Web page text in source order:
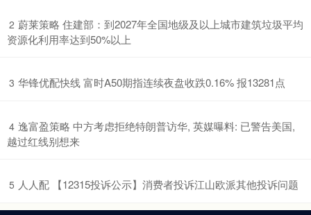
2 ​蔚莱策略 住建部：到2027年全国地级及以上城市建筑垃圾平均
资源化利用率达到50%以上
3 ​华锋优配快线 富时A50期指连续夜盘收跌0.16% 报13281点
4 ​逸富盈策略 中方考虑拒绝特朗普访华, 英媒曝料: 已警告美国,
越过红线别想来
5 ​人人配 【12315投诉公示】消费者投诉江山欧派其他投诉问题